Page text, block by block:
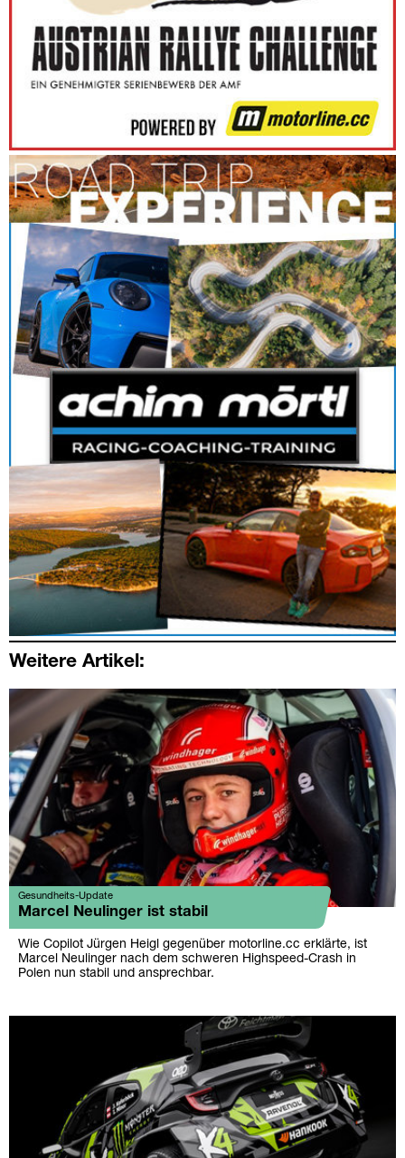
Weitere Artikel:
Gesundheits-Update
Marcel Neulinger ist stabil
Wie Copilot Jürgen Heigl gegenüber motorline.cc erklärte, ist
Marcel Neulinger nach dem schweren Highspeed-Crash in
Polen nun stabil und ansprechbar.